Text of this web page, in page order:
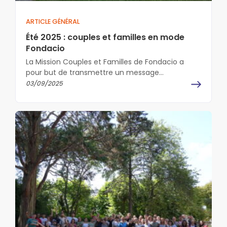
ARTICLE GÉNÉRAL
Été 2025 : couples et familles en mode
Fondacio
La Mission Couples et Familles de Fondacio a
pour but de transmettre un message
d’espérance, d’amour, de paix pour l’individu,
03/09/2025